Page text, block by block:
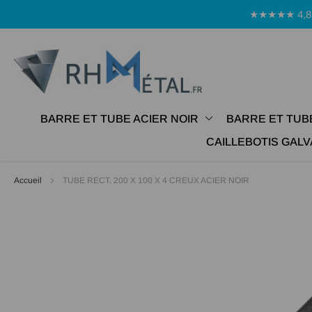
★★★★★ 4,8
BARRE ET TUBE ACIER NOIR BARRE ET
CAILLEBOTIS
Accueil TUBE RECT. 200 X 100 X 4 CREUX ACIER NOIR